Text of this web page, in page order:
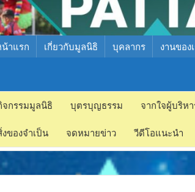
าแรก เกี่ยวกับมูลนิธิ บุคลากร งานของ
นิธิ
งเคราะห์
ก พัทยา
จกรรมมูลนิธิ บุตรบุญธรรม จากใจผู้บริห
งของจำเป็น จดหมายข่าว วีดีโอแนะนำ